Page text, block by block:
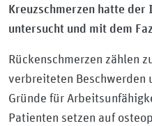
Kreuzschmerzen hatte
untersucht und mit dem
Rückenschmerzen zählen
verbreiteten Beschwerden
Gründe für
Patienten setzen auf